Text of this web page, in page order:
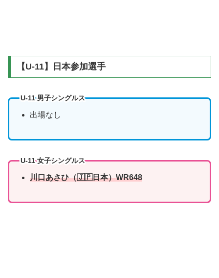
【U-11】日本参加選手
U-11 男子シングルス
出場なし
U-11 女子シングルス
川口あさひ（🇯🇵日本）WR648